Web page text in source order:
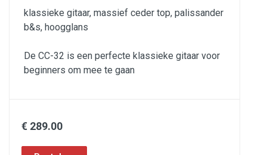
klassieke gitaar, massief ceder top, palissander
b&s, hoogglans
De CC-32 is een perfecte klassieke gitaar voor
beginners om mee te gaan
€ 289.00